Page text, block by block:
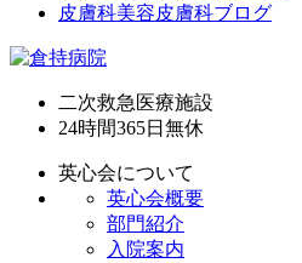
皮膚科美容皮膚科ブログ
二次救急医療施設
24時間365日 無休
英心会について
英心会概要
部門紹介
入院案内